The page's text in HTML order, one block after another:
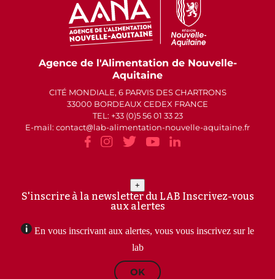
Agence de l'Alimentation de Nouvelle-
Aquitaine
CITÉ MONDIALE, 6 PARVIS DES CHARTRONS
33000 BORDEAUX CEDEX FRANCE
TEL: +33 (0)5 56 01 33 23
E-mail: contact
lab-alimentation-nouvelle-aquitaine.fr
+
S'inscrire à la newsletter du LAB Inscrivez-vous
aux alertes
En vous inscrivant aux alertes, vous vous inscrivez sur le
lab
OK